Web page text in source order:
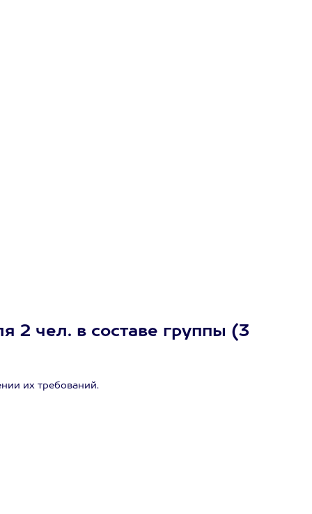
2 чел. в составе группы (3
их требований.